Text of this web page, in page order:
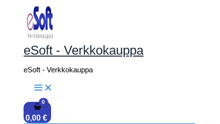
sisältöön
eSoft - Verkkokauppa
eSoft - Verkkokauppa
0,00 €